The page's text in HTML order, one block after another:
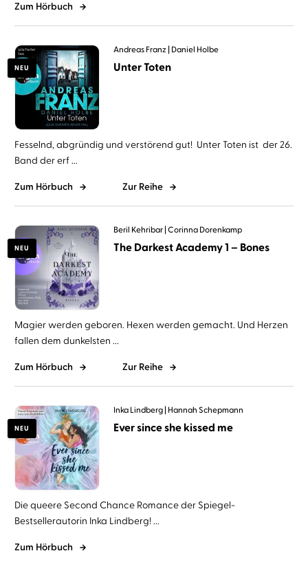
Zum Hörbuch
NEU
Andreas Franz Daniel Holbe
Unter Toten
Fesselnd, abgründig und verstörend gut! Unter Toten ist der 26.
Band der erf ...
Zum Hörbuch Zur Reihe
NEU
Beril Kehribar Corinna Dorenkamp
The Darkest Academy 1 – Bones
Magier werden geboren. Hexen werden gemacht. Und Herzen
fallen dem dunkelsten ...
Zum Hörbuch Zur Reihe
NEU
Inka Lindberg Hannah Schepmann
Ever since she kissed me
Die queere Second Chance Romance der Spiegel-
Bestsellerautorin Inka Lindberg! ...
Zum Hörbuch